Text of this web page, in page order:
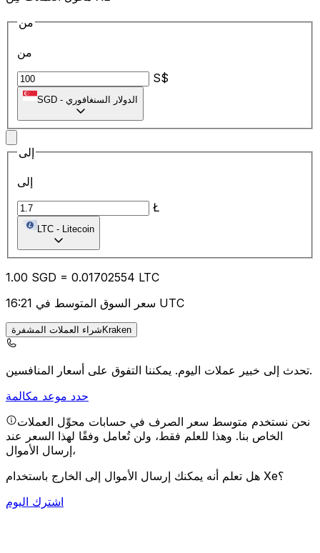
من
من
S$
SGD - الدولار السنغافوري
إلى
إلى
Ł
LTC - Litecoin
1.00 SGD = 0.01702554 LTC
سعر السوق المتوسط في 16:21 UTC
شراء العملات المشفرةKraken
تحدث إلى خبير عملات اليوم.يمكننا التفوق على أسعار المنافسين.
حدد موعد مكالمة
نحن نستخدم متوسط سعر الصرف في حسابات محوِّل العملات
الخاص بنا. وهذا للعلم فقط، ولن تُعامل وفقًا لهذا السعر عند
إرسال الأموال،
هل تعلم أنه يمكنك إرسال الأموال إلى الخارج باستخدام Xe؟
اشترك اليوم